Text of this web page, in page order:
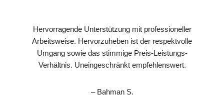
Hervorragende Unterstützung mit professioneller
Arbeitsweise. Hervorzuheben ist der respektvolle
Umgang sowie das stimmige Preis-Leistungs-
Verhältnis. Uneingeschränkt empfehlenswert.
– Bahman S.